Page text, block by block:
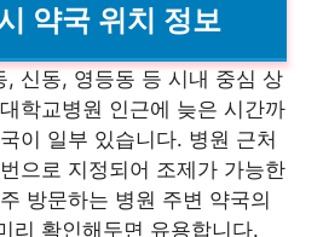
약국 위치 정보
, 신동, 영등동 등 시내 중심 상
학교병원 인근에 늦은 시간까
이 일부 있습니다. 병원 근처
으로 지정되어 조제가 가능한
방문하는 병원 주변 약국의
리 확인해두면 유용합니다.